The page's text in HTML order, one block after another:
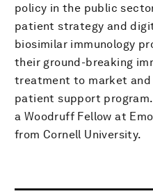
policy in the public
patient strategy and
biosimilar immunology
their ground-breaking
treatment to market
patient support
a Woodruff Fellow at
from Cornell University.